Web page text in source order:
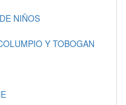
NIÑOS
Y TOBOGAN